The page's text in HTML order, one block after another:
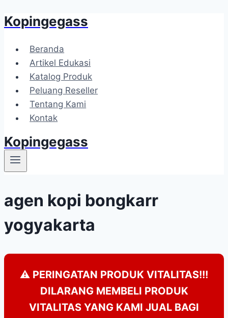
Skip
content
Kopingegass
Beranda
Artikel Edukasi
Katalog Produk
Peluang Reseller
Tentang Kami
Kontak
Kopingegass
agen kopi bongkarr
yogyakarta
⚠️ PERINGATAN PRODUK VITALITAS!!!
DILARANG MEMBELI PRODUK
VITALITAS YANG KAMI JUAL BAGI